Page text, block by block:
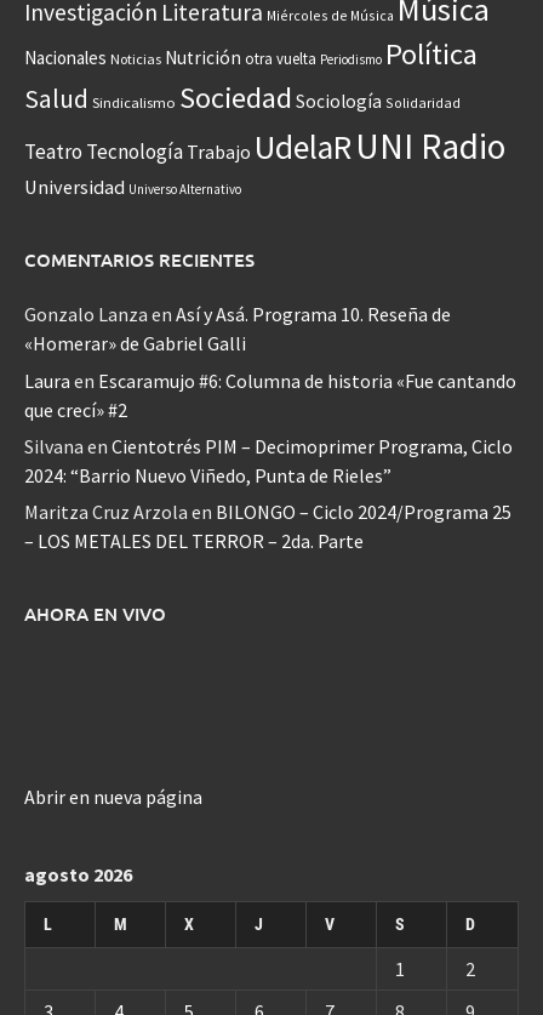
Investigación Literatura Miércoles de Música Música
Nacionales Noticias Nutrición otra vuelta Periodismo Política
Salud Sindicalismo Sociedad Sociología Solidaridad
Teatro Tecnología Trabajo UdelaRUNI Radio
Universidad Universo Alternativo
COMENTARIOS RECIENTES
Gonzalo Lanza en Así y Asá. Programa 10. Reseña de
«Homerar» de Gabriel Galli
Laura en Escaramujo #6: Columna de historia «Fue cantando
que crecí» #2
Silvana en Cientotrés PIM – Decimoprimer Programa, Ciclo
2024: “Barrio Nuevo Viñedo, Punta de Rieles”
Maritza Cruz Arzola en BILONGO – Ciclo 2024/Programa 25
– LOS METALES DEL TERROR – 2da. Parte
AHORA EN VIVO
Abrir en nueva página
agosto 2026
L M X J V S D
1
2